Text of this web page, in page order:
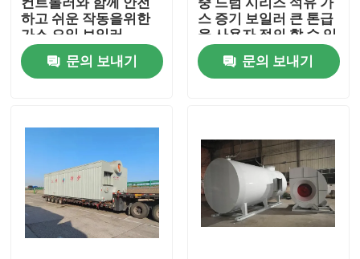
품질 관리
인용문을 요구하세요
하고 쉬운 작동을위한
가스 오일 보일러
문의 보내기
스 증기 보일러 큰 톤급
을 사용자 정의 할 수 있
습니다
문의 보내기